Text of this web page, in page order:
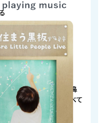
に
上
科・歯科・婦人科・耳鼻
一般的な診療科目すべて